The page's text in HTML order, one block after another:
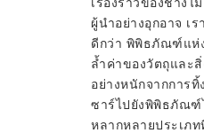
ผู้นำอย่างอุกอาจ
ดีกว่า พิพิธภัณฑ์แห่
ล้ำค่าของวัตถุและ
อย่างหนักจากการ
ซาร์ไปยังพิพิธภัณฑ์
หลากหลายประเภ